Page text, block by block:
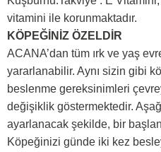
vitamini ile korunmaktadır.
KÖPEĞİNİZ ÖZELDİR
ACANA’dan tüm ırk ve yaş
yararlanabilir. Aynı sizin gibi
beslenme gereksinimleri
değişiklik göstermektedir.
ayarlanacak şekilde, bir
Köpeğinizi günde iki kez